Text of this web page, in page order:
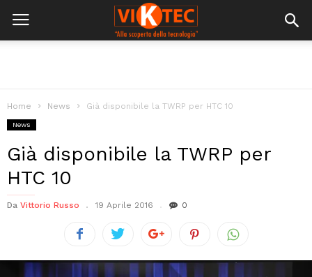
Home News Già disponibile la TWRP per HTC 10
News
Già disponibile la TWRP per
HTC 10
Da Vittorio Russo 19 Aprile 2016 0